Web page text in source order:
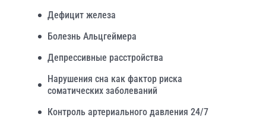
Дефицит железа
Болезнь Альцгеймера
Депрессивные расстройства
Нарушения сна как фактор риска
соматических заболеваний
Контроль артериального давления 24/7